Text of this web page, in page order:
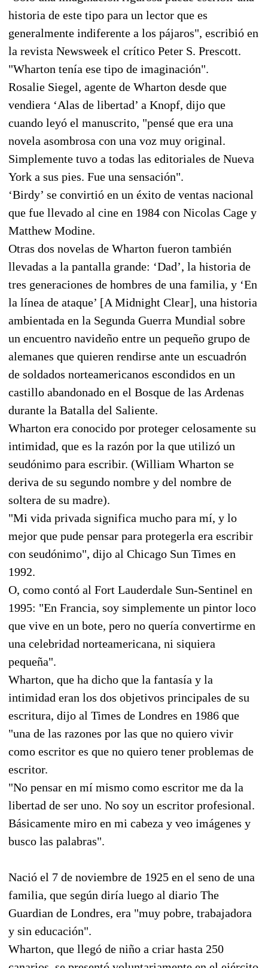
historia de este tipo para un lector que es
generalmente indiferente a los pájaros", escribió en
la revista Newsweek el crítico Peter S. Prescott.
"Wharton tenía ese tipo de imaginación".
Rosalie Siegel, agente de Wharton desde que
vendiera ‘Alas de libertad’ a Knopf, dijo que
cuando leyó el manuscrito, "pensé que era una
novela asombrosa con una voz muy original.
Simplemente tuvo a todas las editoriales de Nueva
York a sus pies. Fue una sensación".
‘Birdy’ se convirtió en un éxito de ventas nacional
que fue llevado al cine en 1984 con Nicolas Cage y
Matthew Modine.
Otras dos novelas de Wharton fueron también
llevadas a la pantalla grande: ‘Dad’, la historia de
tres generaciones de hombres de una familia, y ‘En
la línea de ataque’ [A Midnight Clear], una historia
ambientada en la Segunda Guerra Mundial sobre
un encuentro navideño entre un pequeño grupo de
alemanes que quieren rendirse ante un escuadrón
de soldados norteamericanos escondidos en un
castillo abandonado en el Bosque de las Ardenas
durante la Batalla del Saliente.
Wharton era conocido por proteger celosamente su
intimidad, que es la razón por la que utilizó un
seudónimo para escribir. (William Wharton se
deriva de su segundo nombre y del nombre de
soltera de su madre).
"Mi vida privada significa mucho para mí, y lo
mejor que pude pensar para protegerla era escribir
con seudónimo", dijo al Chicago Sun Times en
1992.
O, como contó al Fort Lauderdale Sun-Sentinel en
1995: "En Francia, soy simplemente un pintor loco
que vive en un bote, pero no quería convertirme en
una celebridad norteamericana, ni siquiera
pequeña".
Wharton, que ha dicho que la fantasía y la
intimidad eran los dos objetivos principales de su
escritura, dijo al Times de Londres en 1986 que
"una de las razones por las que no quiero vivir
como escritor es que no quiero tener problemas de
escritor.
"No pensar en mí mismo como escritor me da la
libertad de ser uno. No soy un escritor profesional.
Básicamente miro en mi cabeza y veo imágenes y
busco las palabras".
Nació el 7 de noviembre de 1925 en el seno de una
familia, que según diría luego al diario The
Guardian de Londres, era "muy pobre, trabajadora
y sin educación".
Wharton, que llegó de niño a criar hasta 250